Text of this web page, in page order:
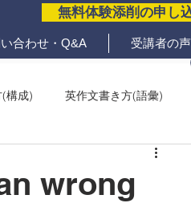
無料体験添削の申し
合わせ・Q&A 受講者の声
構成) 英作文書き方(語彙)
wrong